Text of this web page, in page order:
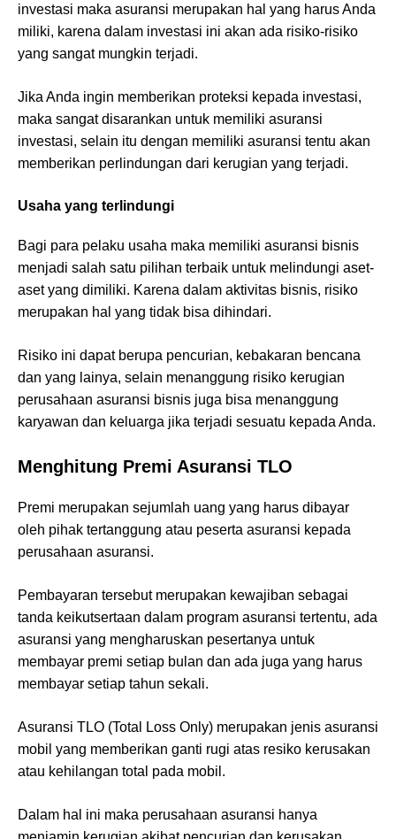
investasi maka asuransi merupakan hal yang harus Anda
miliki, karena dalam investasi ini akan ada risiko-risiko
yang sangat mungkin terjadi.
Jika Anda ingin memberikan proteksi kepada investasi,
maka sangat disarankan untuk memiliki asuransi
investasi, selain itu dengan memiliki asuransi tentu akan
memberikan perlindungan dari kerugian yang terjadi.
Usaha yang terlindungi
Bagi para pelaku usaha maka memiliki asuransi bisnis
menjadi salah satu pilihan terbaik untuk melindungi aset-
aset yang dimiliki. Karena dalam aktivitas bisnis, risiko
merupakan hal yang tidak bisa dihindari.
Risiko ini dapat berupa pencurian, kebakaran bencana
dan yang lainya, selain menanggung risiko kerugian
perusahaan asuransi bisnis juga bisa menanggung
karyawan dan keluarga jika terjadi sesuatu kepada Anda.
Menghitung Premi Asuransi TLO
Premi merupakan sejumlah uang yang harus dibayar
oleh pihak tertanggung atau peserta asuransi kepada
perusahaan asuransi.
Pembayaran tersebut merupakan kewajiban sebagai
tanda keikutsertaan dalam program asuransi tertentu, ada
asuransi yang mengharuskan pesertanya untuk
membayar premi setiap bulan dan ada juga yang harus
membayar setiap tahun sekali.
Asuransi TLO (Total Loss Only) merupakan jenis asuransi
mobil yang memberikan ganti rugi atas resiko kerusakan
atau kehilangan total pada mobil.
Dalam hal ini maka perusahaan asuransi hanya